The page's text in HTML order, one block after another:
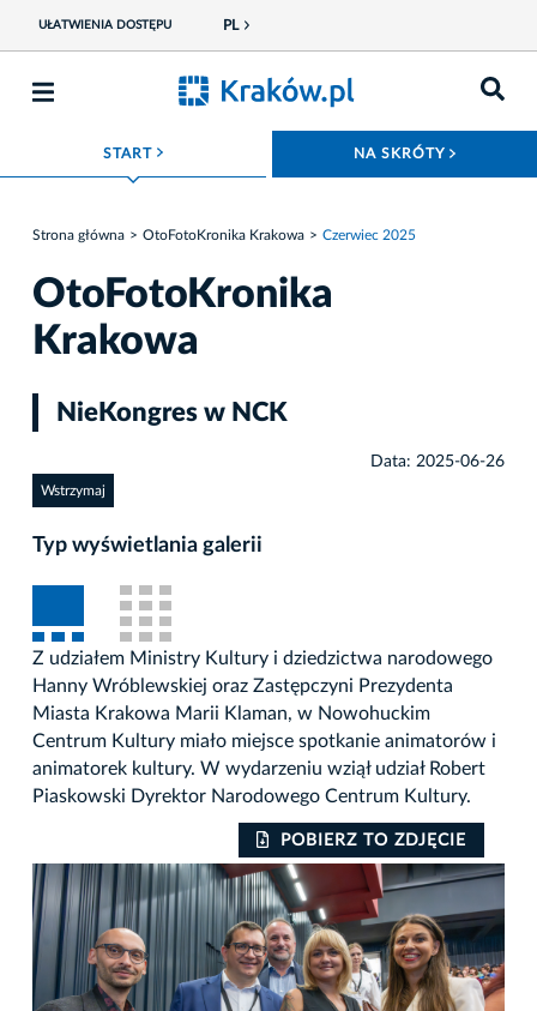
UŁATWIENIA DOSTĘPU PL
START ROZWIŃ MENU NA SKRÓTY
Strona główna OtoFotoKronika Krakowa Czerwiec 2025
OtoFotoKronika
Krakowa
NieKongres w NCK
Data: 2025-06-26
Wstrzymaj
Typ wyświetlania galerii
Z udziałem Ministry Kultury i dziedzictwa narodowego
Hanny Wróblewskiej oraz Zastępczyni Prezydenta
Miasta Krakowa Marii Klaman, w Nowohuckim
Centrum Kultury miało miejsce spotkanie animatorów i
animatorek kultury. W wydarzeniu wziął udział Robert
Piaskowski Dyrektor Narodowego Centrum Kultury.
POBIERZ TO ZDJĘCIE